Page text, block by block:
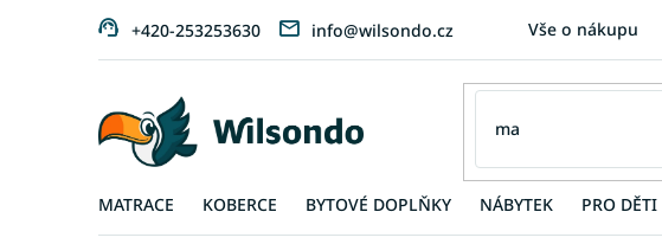
+420-253253630 info@wilsondo.cz Vše o nákupu
MATRACE KOBERCE BYTOVÉ DOPLŇKY NÁBYTEK PRO DĚTI